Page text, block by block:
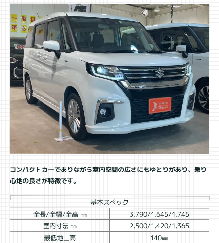
コンパクトカーでありながら室内空間の広さにもゆとりがあり、乗り
心地の良さが特徴です。
基本スペック
全長/全幅/全高 ㎜ 3,790/1,645/1,745
室内寸法 ㎜ 2,500/1,420/1,365
最低地上高 140㎜